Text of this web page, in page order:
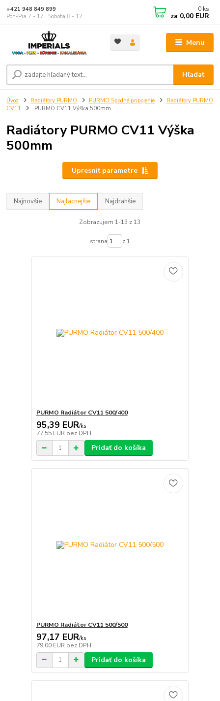
Menu
Hľadať
+421 948 849 899
Pon-Pia 7 - 17 ; Sobota 8 - 12
0 ks
za 0,00 EUR
Úvod Radiátory PURMO PURMO Spodné pripojenie
Radiátory PURMO
CV11
PURMO CV11 Výška 500mm
Radiátory PURMO CV11 Výška
500mm
Upresniť parametre
Najnovšie Najlacnejšie Najdrahšie
Zobrazujem 1-13 z 13
strana z 1
PURMO Radiátor CV11 500/400
95,39 EUR/ks
77,55 EUR bez DPH
Pridať do košíka
PURMO Radiátor CV11 500/500
97,17 EUR/ks
79,00 EUR bez DPH
Pridať do košíka